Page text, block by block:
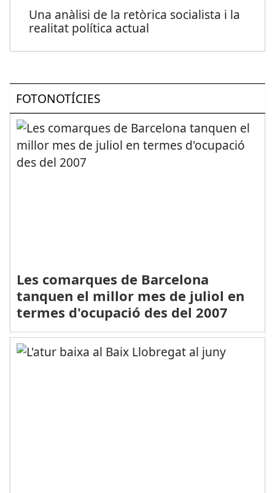
Una anàlisi de la retòrica socialista i la
realitat política actual
FOTONOTÍCIES
Les comarques de Barcelona
tanquen el millor mes de juliol en
termes d'ocupació des del 2007